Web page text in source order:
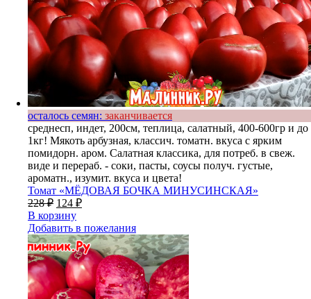
осталось семян: заканчивается
среднесп, индет, 200см, теплица, салатный, 400-600гр и до
1кг! Мякоть арбузная, классич. томатн. вкуса с ярким
помидорн. аром. Салатная классика, для потреб. в свеж.
виде и перераб. - соки, пасты, соусы получ. густые,
ароматн., изумит. вкуса и цвета!
Томат «МЁДОВАЯ БОЧКА МИНУСИНСКАЯ»
228₽ 124 ₽
В корзину
Добавить в пожелания